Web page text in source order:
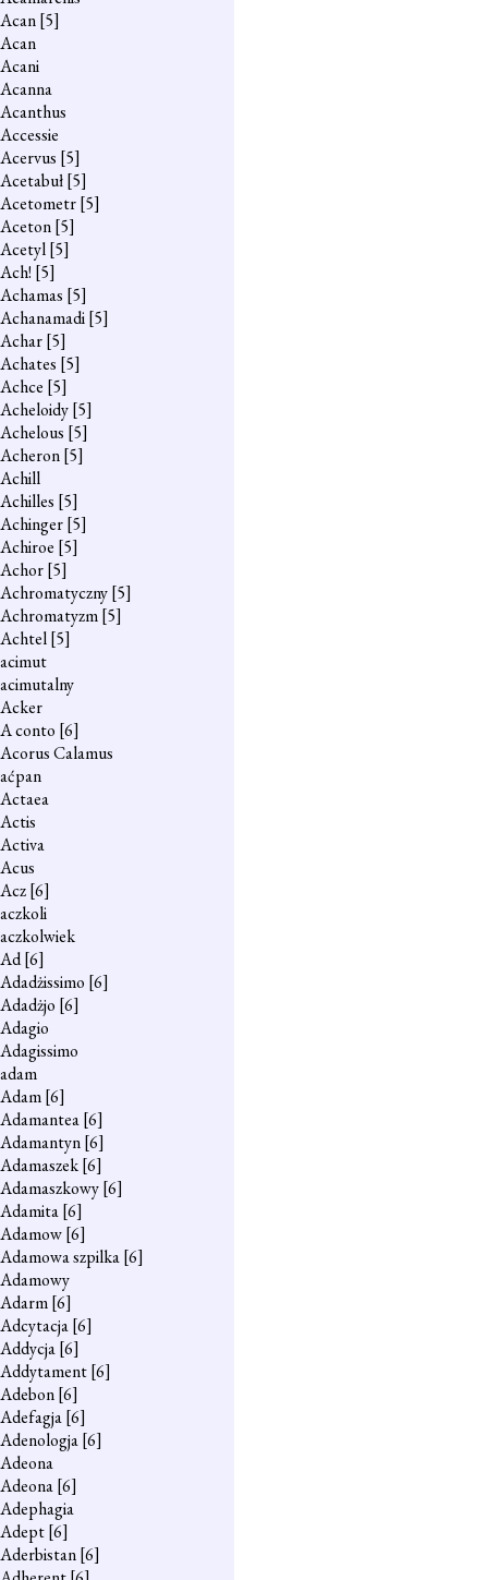
Acan[5]
Acan
Acani
Acanna
Acanthus
Accessie
Acervus [5]
Acetabuł[5]
Acetometr[5]
Aceton[5]
Acetyl[5]
Ach! [5]
Achamas [5]
Achanamadi[5]
Achar[5]
Achates [5]
Achce [5]
Acheloidy[5]
Achelous [5]
Acheron[5]
Achill
Achilles [5]
Achinger[5]
Achiroe [5]
Achor[5]
Achromatyczny[5]
Achromatyzm[5]
Achtel[5]
acimut
acimutalny
Acker
A conto [6]
Acorus Calamus
aćpan
Actaea
Actis
Activa
Acus
Acz[6]
aczkoli
aczkolwiek
Ad[6]
Adadżissimo [6]
Adadżjo [6]
Adagio
Adagissimo
adam
Adam[6]
Adamantea[6]
Adamantyn[6]
Adamaszek[6]
Adamaszkowy[6]
Adamita[6]
Adamow[6]
Adamowa szpilka[6]
Adamowy
Adarm[6]
Adcytacja[6]
Addycja[6]
Addytament[6]
Adebon[6]
Adefagja[6]
Adenologja[6]
Adeona
Adeona[6]
Adephagia
Adept[6]
Aderbistan[6]